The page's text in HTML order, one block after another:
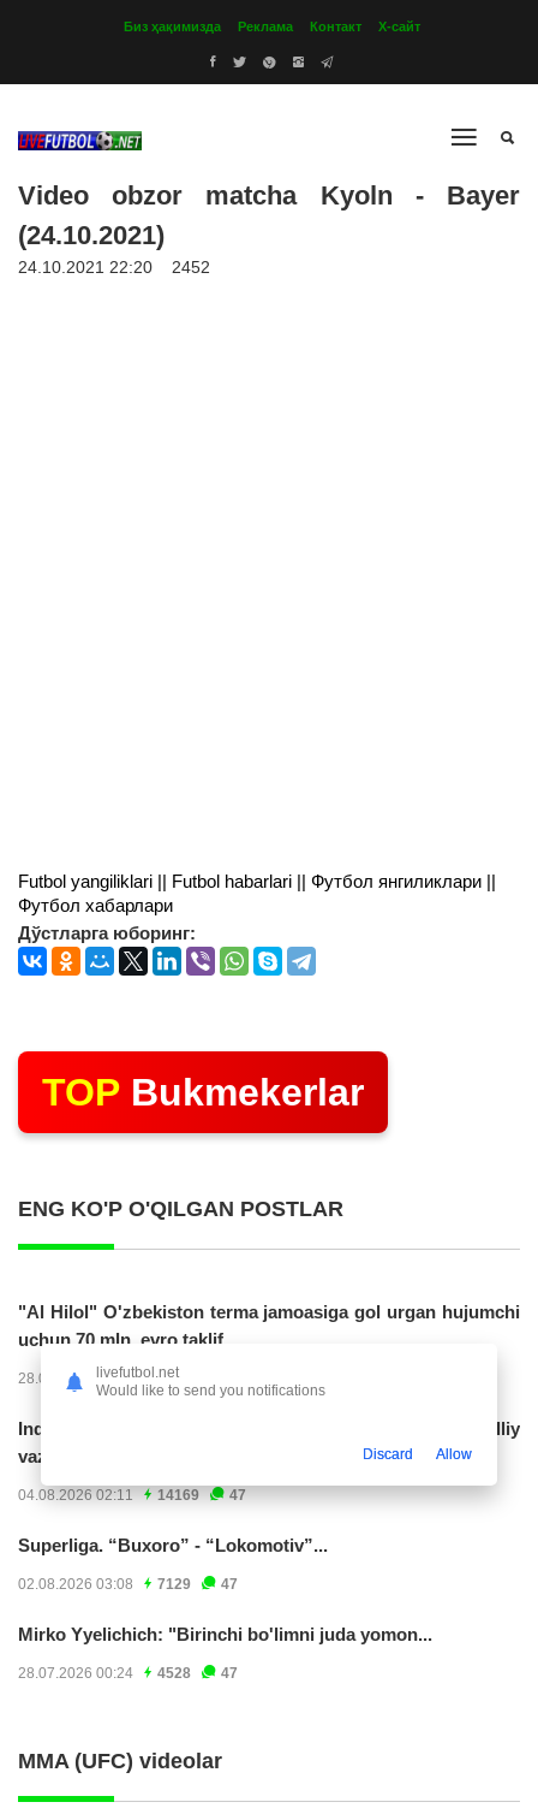
Биз ҳақимизда Реклама Контакт Х-сайт
Video obzor matcha Kyoln - Bayer
(24.10.2021)
24.10.2021 22:20 2452
Futbol yangiliklari || Futbol habarlari || Футбол янгиликлари ||
Футбол хабарлари
Дўстларга юборинг:
TOP Bukmekerlar
ENG KO'P O'QILGAN POSTLAR
"Al Hilol" O'zbekiston terma jamoasiga gol urgan hujumchi
uchun 70 mln. evro taklif...
28.07.2026 01:56 17306
Indoneziya prezidenti JCH-2030ga chiqishni umummilliy
vazifa deb...
04.08.2026 02:11 14169 47
Superliga. “Buxoro” - “Lokomotiv”...
02.08.2026 03:08 7129 47
Mirko Yyelichich: "Birinchi bo'limni juda yomon...
28.07.2026 00:24 4528 47
MMA (UFC) videolar
livefutbol.net
Would like to send you notifications
Discard Allow